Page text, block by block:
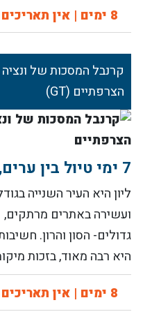
8 ימים | אין תאריכים כעת
קרנבל המסכות של ונציה
הצרפתיים (GT)
7 ימי טיול בין ערים, הרים ואגמים
ליון היא העיר השנייה
ועשירה באתרים מרתקים,
גדולים- הסון והרון.
היא רבה מאוד, בזכות
8 ימים | אין תאריכים כעת